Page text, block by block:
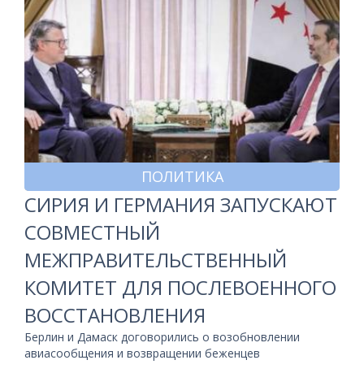
ПОЛИТИКА
СИРИЯ И ГЕРМАНИЯ ЗАПУСКАЮТ
СОВМЕСТНЫЙ
МЕЖПРАВИТЕЛЬСТВЕННЫЙ
КОМИТЕТ ДЛЯ ПОСЛЕВОЕННОГО
ВОССТАНОВЛЕНИЯ
Берлин и Дамаск договорились о возобновлении
авиасообщения и возвращении беженцев